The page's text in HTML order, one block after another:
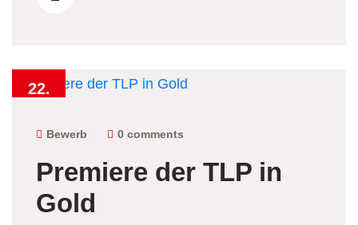
22.
Bewerb 0 comments
Premiere der TLP in
Gold